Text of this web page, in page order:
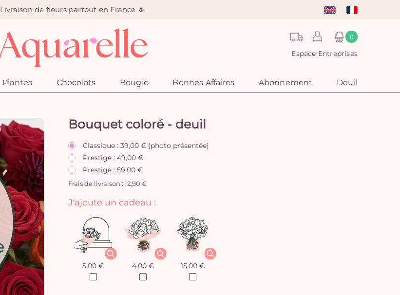
Livraison de fleurs partout en France 🌷
0
Espace Entreprises
Plantes Chocolats Bougie Bonnes Affaires Abonnement Deuil
Bouquet coloré - deuil
Classique : 39,00 € (photo présentée)
Prestige : 49,00 €
Prestige : 59,00 €
Frais de livraison : 12,90 €
J'ajoute un cadeau :
5,00 € 4,00 € 15,00 €